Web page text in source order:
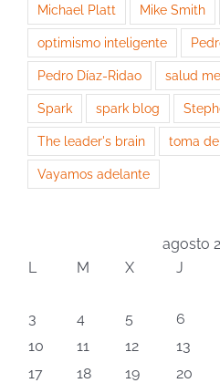
Michael Platt Mike Smith
optimismo inteligente
Pedro Díaz-Ridao salud
Spark spark blog
The leader's brain toma
Vayamos adelante
agosto
L
M X J
3
4 5 6
10
11 12 13
17
18 19 20